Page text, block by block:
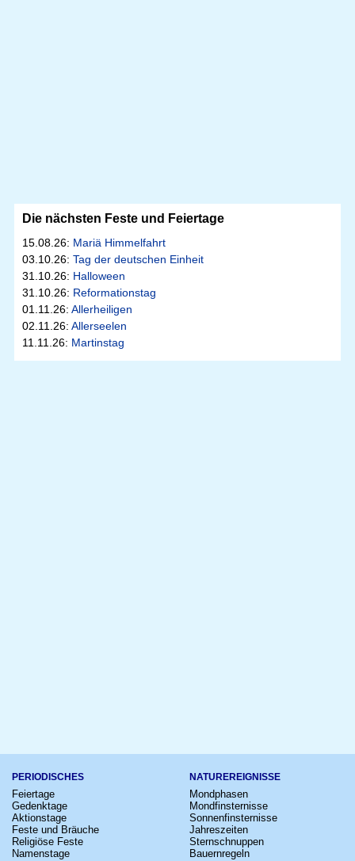
Die nächsten Feste und Feiertage
15.08.26: Mariä Himmelfahrt
03.10.26: Tag der deutschen Einheit
31.10.26: Halloween
31.10.26: Reformationstag
01.11.26: Allerheiligen
02.11.26: Allerseelen
11.11.26: Martinstag
PERIODISCHES
Feiertage
Gedenktage
Aktionstage
Feste und Bräuche
Religiöse Feste
Namenstage
NATUREREIGNISSE
Mondphasen
Mondfinsternisse
Sonnenfinsternisse
Jahreszeiten
Sternschnuppen
Bauernregeln